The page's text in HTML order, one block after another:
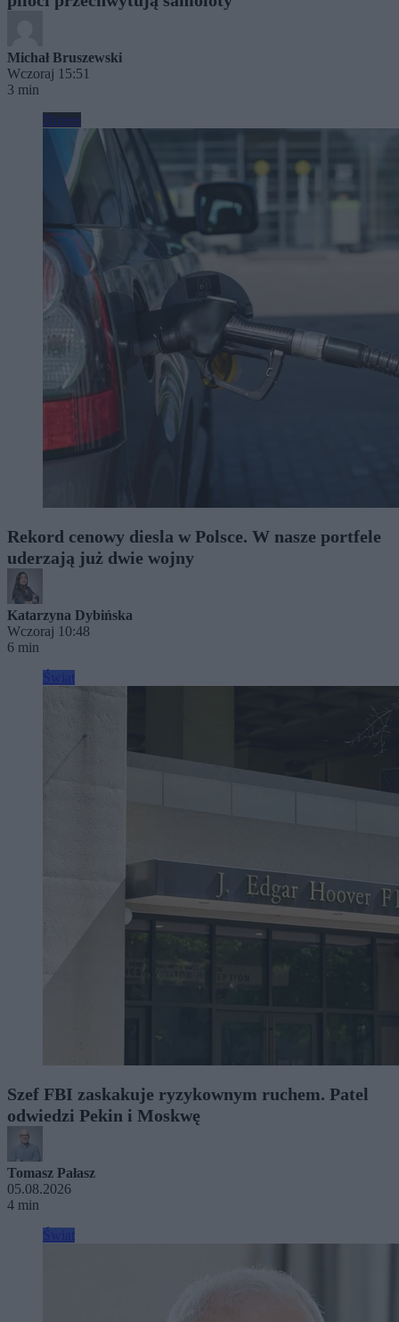
Michał Bruszewski
Wczoraj 15:51
3 min
Biznes
Rekord cenowy diesla w Polsce. W nasze portfele
uderzają już dwie wojny
Katarzyna Dybińska
Wczoraj 10:48
6 min
Szef FBI zaskakuje ryzykownym ruchem. Patel
odwiedzi Pekin i Moskwę
Tomasz Pałasz
05.08.2026
4 min